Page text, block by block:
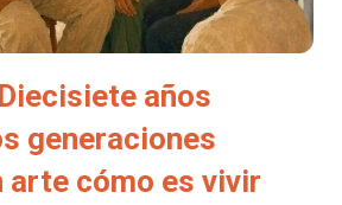
años
generaciones
arte cómo es vivir